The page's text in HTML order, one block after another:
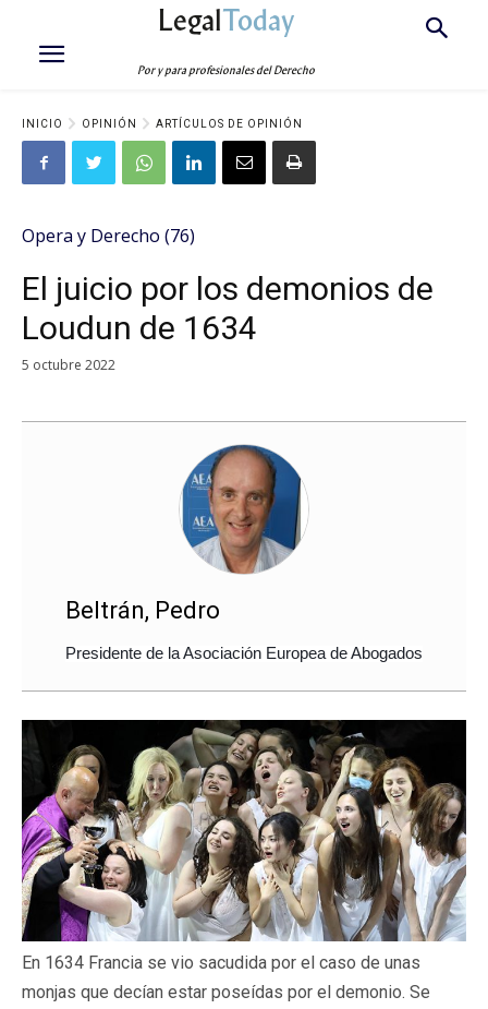
LegalToday
Por y para profesionales del Derecho
INICIO OPINIÓN ARTÍCULOS DE OPINIÓN
Opera y Derecho (76)
El juicio por los demonios de
Loudun de 1634
5 octubre 2022
Beltrán, Pedro
Presidente de la Asociación Europea de Abogados
En 1634 Francia se vio sacudida por el caso de unas
monjas que decían estar poseídas por el demonio. Se